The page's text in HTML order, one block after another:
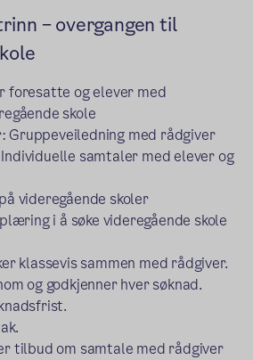
– overgangen til
foresatte og elever med
skole
Gruppeveiledning med rådgiver
samtaler med elever og
videregående skoler
i å søke videregående skole
klassevis sammen med rådgiver.
og godkjenner hver søknad.
tilbud om samtale med rådgiver